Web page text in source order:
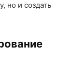
но и создать